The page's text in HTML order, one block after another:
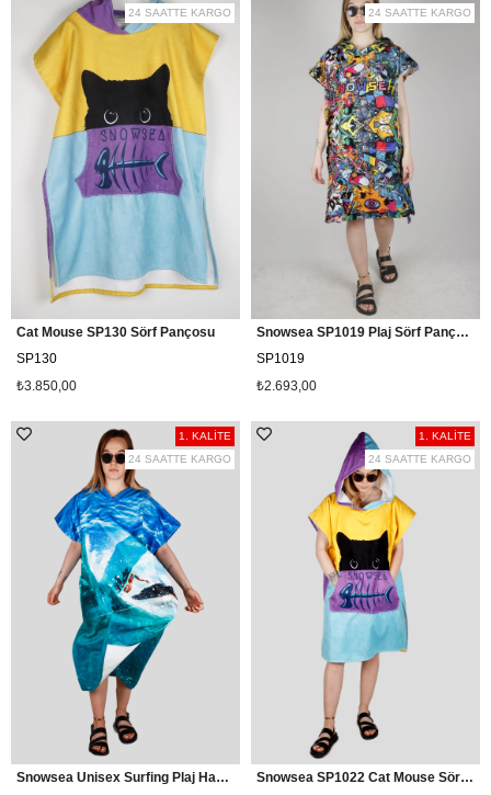
Cat Mouse SP130 Sörf Pançosu
SP130
₺3.850,00
24 SAATTE KARGO
Snowsea SP1019 Plaj Sörf Pançosu
SP1019
₺2.693,00
24 SAATTE KARGO
Snowsea Unisex Surfing Plaj Havlu Panço, Sörf Pançosu / SP1021
1. KALİTE
24 SAATTE KARGO
Snowsea SP1022 Cat Mouse Sörf Pançosu
1. KALİTE
24 SAATTE KARGO